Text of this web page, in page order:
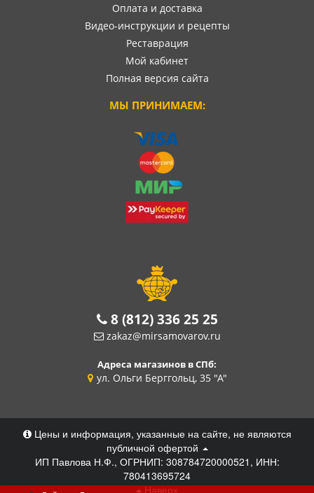
Оплата и доставка
Видео-инструкции и рецепты
Реставрация
Мой кабинет
Полная версия сайта
МЫ ПРИНИМАЕМ:
8 (812) 336 25 25
zakaz@mirsamovarov.ru
Адреса магазинов в СПб:
ул. Ольги Берггольц, 35 "А"
Цены и информация, указанные на сайте, не являются
публичной офертой
ИП Павлова Н.Ф., ОГРНИП: 308784720000521, ИНН:
780413695724
Наверх